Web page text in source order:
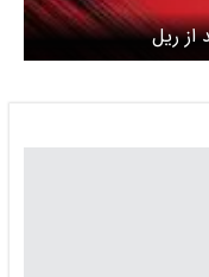
از ریل